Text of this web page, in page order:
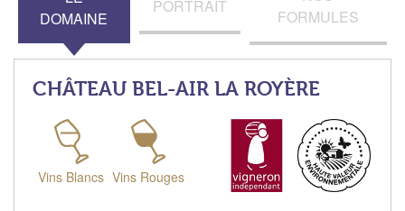
DOMAINE
PORTRAIT
FORMULES
CHÂTEAU BEL-AIR LA ROYÈRE
Vins Blancs Vins Rouges